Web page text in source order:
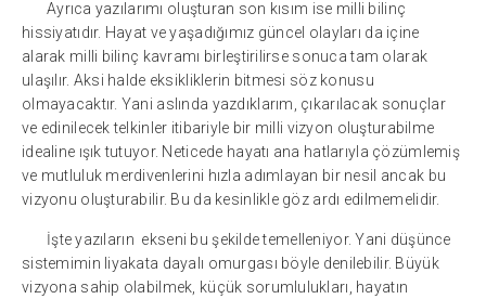
Ayrıca yazılarımı oluşturan son kısım ise milli bilinç
hissiyatıdır. Hayat ve yaşadığımız güncel olayları da içine
alarak milli bilinç kavramı birleştirilirse sonuca tam olarak
ulaşılır. Aksi halde eksikliklerin bitmesi söz konusu
olmayacaktır. Yani aslında yazdıklarım, çıkarılacak sonuçlar
ve edinilecek telkinler itibariyle bir milli vizyon oluşturabilme
idealine ışık tutuyor. Neticede hayatı ana hatlarıyla çözümlemiş
ve mutluluk merdivenlerini hızla adımlayan bir nesil ancak bu
vizyonu oluşturabilir. Bu da kesinlikle göz ardı edilmemelidir.
İşte yazıların ekseni bu şekilde temelleniyor. Yani düşünce
sistemimin liyakata dayalı omurgası böyle denilebilir. Büyük
vizyona sahip olabilmek, küçük sorumlulukları, hayatın